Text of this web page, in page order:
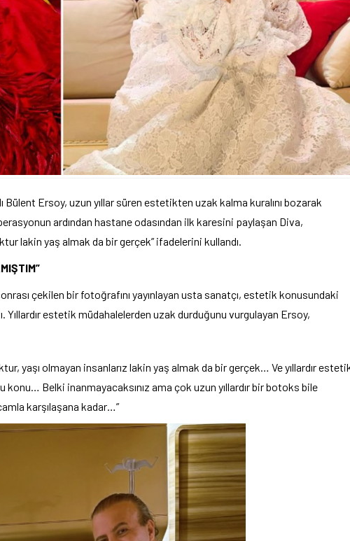
Ersoy, uzun yıllar süren estetikten uzak kalma kuralını bozarak
ardından hastane odasından ilk karesini paylaşan Diva,
lakin yaş almak da bir gerçek” ifadelerini kullandı.
çekilen bir fotoğrafını yayınlayan usta sanatçı, estetik konusundaki
Yıllardır estetik müdahalelerden uzak durduğunu vurgulayan Ersoy,
yaşı olmayan insanlarız lakin yaş almak da bir gerçek… Ve yıllardır
Belki inanmayacaksınız ama çok uzun yıllardır bir botoks bile
karşılaşana kadar…”